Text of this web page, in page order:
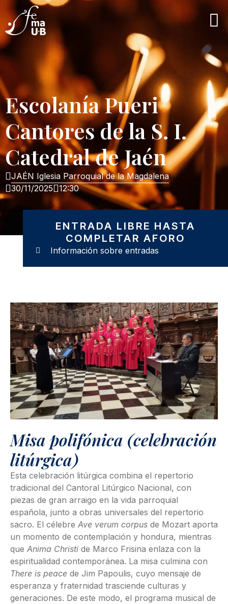
Escolanía Pueri
Cantores de la S. I.
Catedral de Jaén
JAÉN Iglesia Parroquial de la Magdalena
30/11/2025 12:30
ENTRADA LIBRE HASTA
COMPLETAR AFORO
Información sobre entradas
Misa polifónica (celebración
litúrgica)
Esta celebración litúrgica combina el repertorio
tradicional del Cantoral Litúrgico Nacional, con
piezas de gran arraigo en la vida parroquial
española, junto a obras universales del repertorio
sacro. El célebre Ave verum corpus de Mozart aporta
un momento de contemplación y hondura, mientras
que Anima Christi de Marco Frisina enlaza con la
espiritualidad contemporánea. La misa culmina con
There is peace de Jim Papoulis, cuyo mensaje de
esperanza y fraternidad trasciende culturas y
generaciones. De este modo, el programa musical de